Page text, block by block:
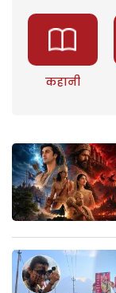
कहानी